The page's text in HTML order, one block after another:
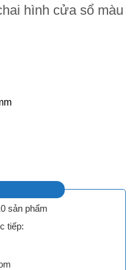
hình cửa sổ màu
sản phẩm
tiếp: